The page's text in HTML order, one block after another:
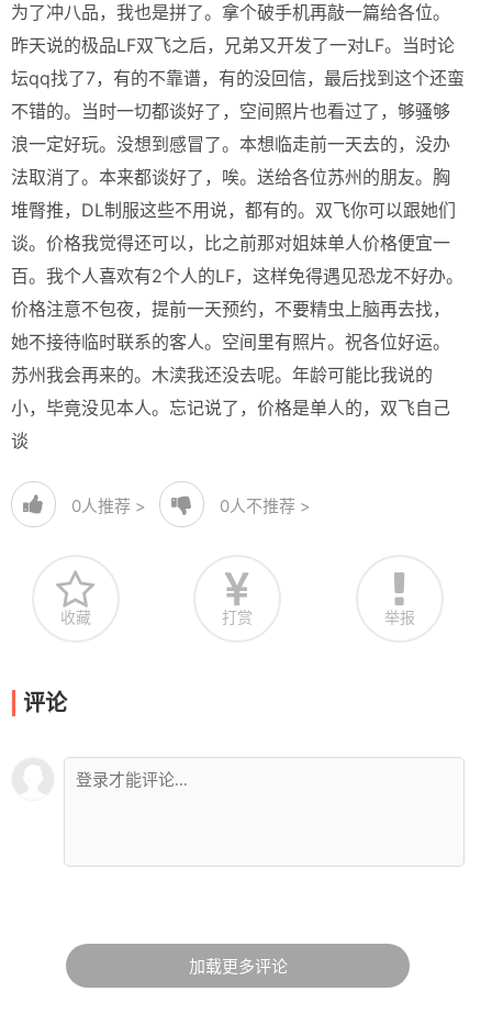
为了冲八品，我也是拼了。拿个破手机再敲一篇给各位。
昨天说的极品LF双飞之后，兄弟又开发了一对LF。当时论
坛qq找了7，有的不靠谱，有的没回信，最后找到这个还蛮
不错的。当时一切都谈好了，空间照片也看过了，够骚够
浪一定好玩。没想到感冒了。本想临走前一天去的，没办
法取消了。本来都谈好了，唉。送给各位苏州的朋友。胸
堆臀推，DL制服这些不用说，都有的。双飞你可以跟她们
谈。价格我觉得还可以，比之前那对姐妹单人价格便宜一
百。我个人喜欢有2个人的LF，这样免得遇见恐龙不好办。
价格注意不包夜，提前一天预约，不要精虫上脑再去找，
她不接待临时联系的客人。空间里有照片。祝各位好运。
苏州我会再来的。木渎我还没去呢。年龄可能比我说的
小，毕竟没见本人。忘记说了，价格是单人的，双飞自己
谈
0人推荐 > 0人不推荐 >
收藏 打赏 举报
评论
加载更多评论